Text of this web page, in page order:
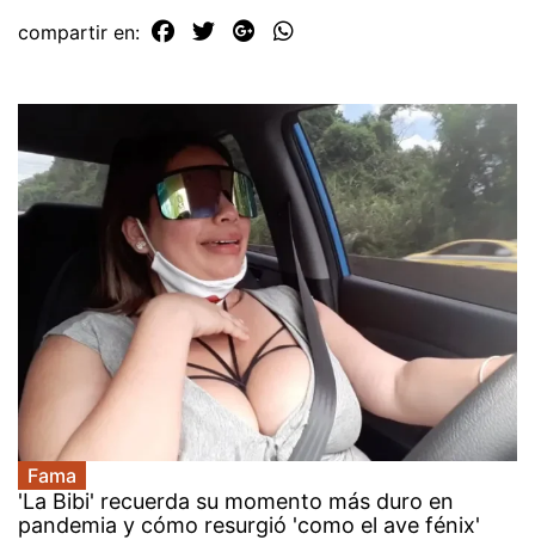
compartir en:
Fama
'La Bibi' recuerda su momento más duro en
pandemia y cómo resurgió 'como el ave fénix'